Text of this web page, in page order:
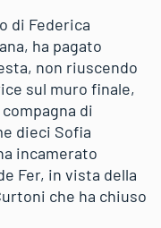
di Federica
ha pagato
non riuscendo
sul muro finale,
di
dieci Sofia
incamerato
Fer, in vista della
che ha chiuso